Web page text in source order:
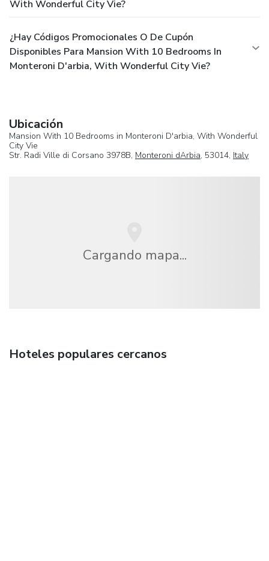
With Wonderful City Vie?
¿Hay Códigos Promocionales O De Cupón
Disponibles Para Mansion With 10 Bedrooms In
Monteroni D'arbia, With Wonderful City Vie?
Ubicación
Mansion With 10 Bedrooms in Monteroni D'arbia, With Wonderful
City Vie
Str. Radi Ville di Corsano 3978B, Monteroni dArbia, 53014, Italy
Cargando mapa...
Hoteles populares cercanos